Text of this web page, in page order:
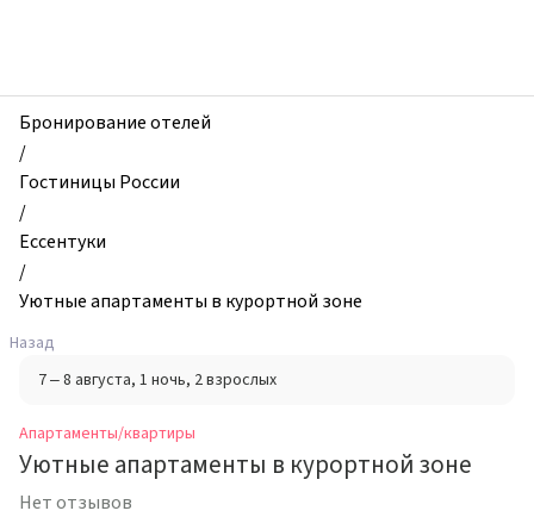
и
квартиры,
Уютные
апартаменты
в
курортной
зоне,
Ессентуки,
Россия
Бронирование отелей
/
Гостиницы России
/
Ессентуки
/
Уютные апартаменты в курортной зоне
Назад
7 – 8 августа, 1 ночь, 2 взрослых
Апартаменты/квартиры
Уютные апартаменты в курортной зоне
Нет отзывов